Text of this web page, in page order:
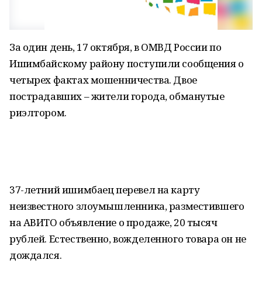
За один день, 17 октября, в ОМВД России по
Ишимбайскому району поступили сообщения о
четырех фактах мошенничества. Двое
пострадавших – жители города, обманутые
риэлтором.
37-летний ишимбаец перевел на карту
неизвестного злоумышленника, разместившего
на АВИТО объявление о продаже, 20 тысяч
рублей. Естественно, вожделенного товара он не
дождался.